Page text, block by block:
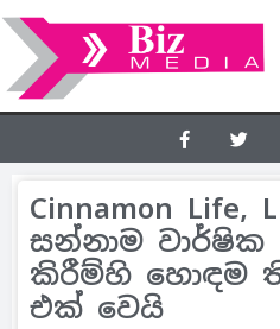
Cinnamon
සන්නාම වාර්ෂික
කිරීම්හි හොඳම
එක් වෙයි